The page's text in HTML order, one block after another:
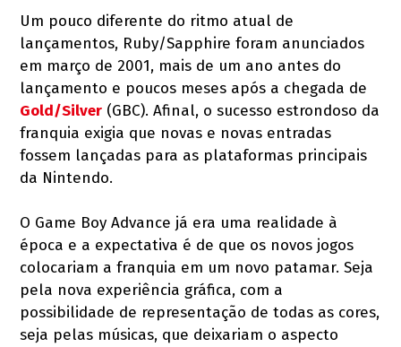
Um pouco diferente do ritmo atual de
lançamentos, Ruby/Sapphire foram anunciados
em março de 2001, mais de um ano antes do
lançamento e poucos meses após a chegada de
Gold/Silver (GBC). Afinal, o sucesso estrondoso da
franquia exigia que novas e novas entradas
fossem lançadas para as plataformas principais
da Nintendo.
O Game Boy Advance já era uma realidade à
época e a expectativa é de que os novos jogos
colocariam a franquia em um novo patamar. Seja
pela nova experiência gráfica, com a
possibilidade de representação de todas as cores,
seja pelas músicas, que deixariam o aspecto